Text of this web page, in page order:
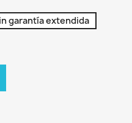
garantía extendida